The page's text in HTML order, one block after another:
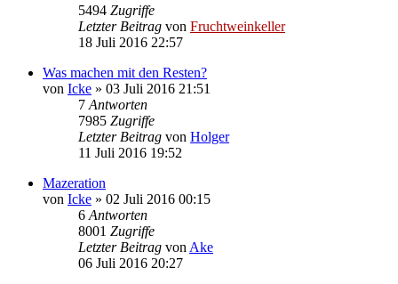
5494 Zugriffe
Letzter Beitrag von Fruchtweinkeller
18 Juli 2016 22:57
Was machen mit den Resten?
von Icke » 03 Juli 2016 21:51
7 Antworten
7985 Zugriffe
Letzter Beitrag von Holger
11 Juli 2016 19:52
Mazeration
von Icke » 02 Juli 2016 00:15
6 Antworten
8001 Zugriffe
Letzter Beitrag von Ake
06 Juli 2016 20:27